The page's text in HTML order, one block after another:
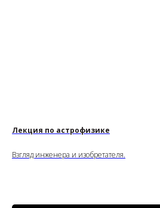
Лекция по астрофизике
Взгляд инженера и изобретателя.